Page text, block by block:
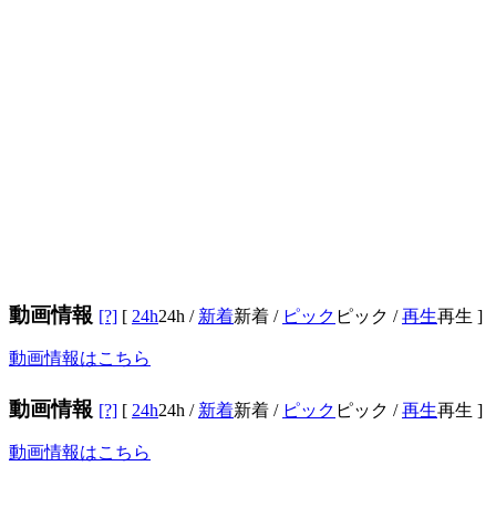
動画情報 [?] [ 24h24h / 新着新着 / ピック ピック /再生再生 ]
動画情報はこちら
動画情報 [?] [ 24h24h / 新着新着 / ピック ピック /再生再生 ]
動画情報はこちら